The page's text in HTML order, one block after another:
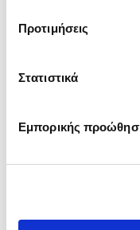
Προτιμήσεις
Στατιστικά
Εμπορικής
23